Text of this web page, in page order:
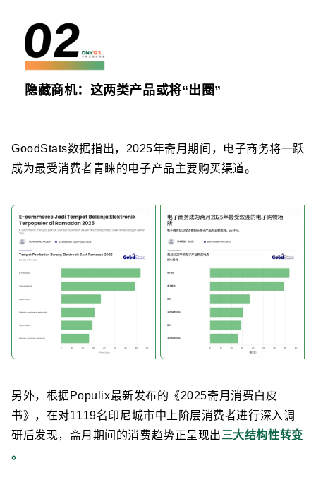
隐藏商机：这两类产品或将“出圈”
GoodStats数据指出， 2025年斋月期间，电子商务将一跃
成为最受消费者青睐的电子产品主要购买渠道。
另外，根据Populix最新发布的《2025斋月消费白皮
书》，在对1119名印尼城市中上阶层消费者进行深入调
研后发现， 斋月期间的消费趋势正呈现出三大结构性转变
。